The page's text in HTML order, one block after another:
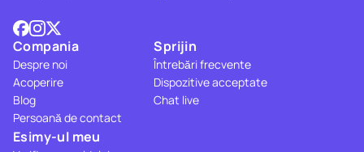
Compania
Despre noi
Acoperire
Blog
Persoană de contact
Sprijin
Întrebări frecvente
Dispozitive acceptate
Chat live
Esimy-ul meu